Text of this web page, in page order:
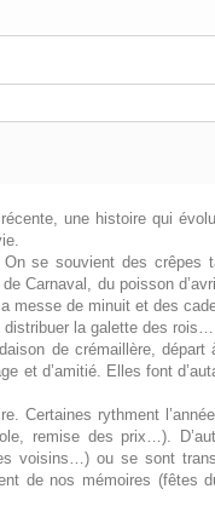
une histoire qui
se souvient des crêpes
Carnaval, du poisson
de minuit et des
distribuer la galette des rois…
de crémaillère,
et d’amitié. Elles font
Certaines rythment
remise des prix…).
voisins…) ou se sont
de nos mémoires (fêtes